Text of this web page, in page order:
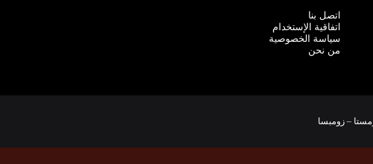
اتصل بنا
اتفاقية الإستخدام
سياسة الخصوصية
من نحن
– زومبسا